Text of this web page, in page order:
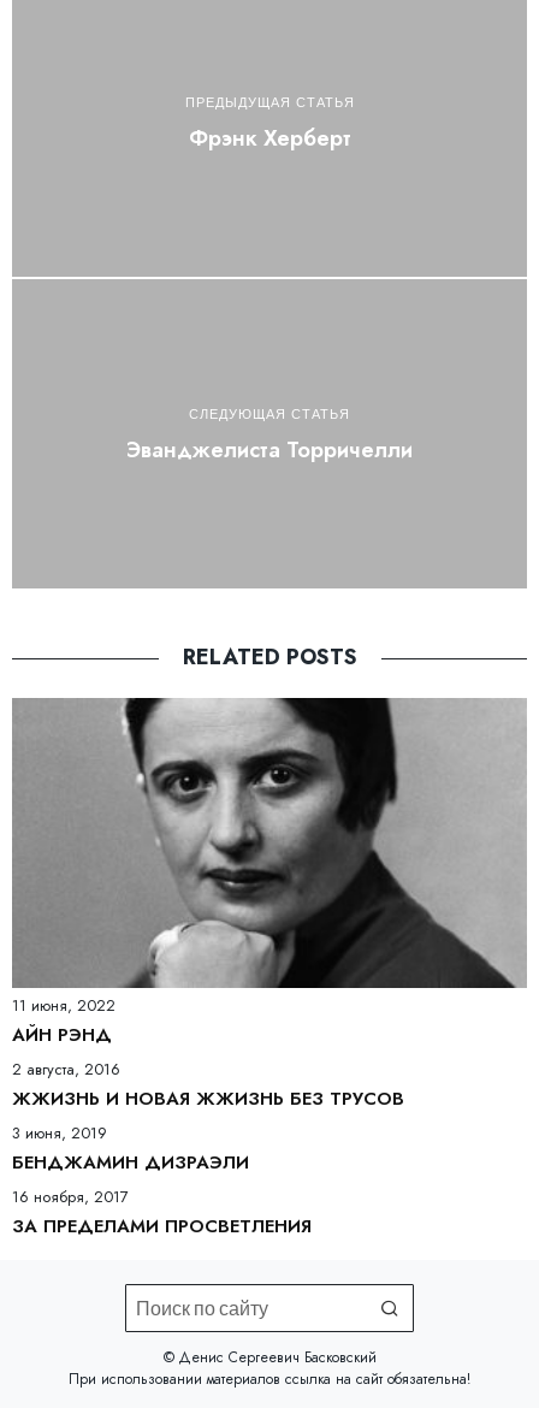
ПРЕДЫДУЩАЯ СТАТЬЯ
Фрэнк Херберт
СЛЕДУЮЩАЯ СТАТЬЯ
Эванджелиста Торричелли
RELATED POSTS
11 июня, 2022
АЙН РЭНД
2 августа, 2016
ЖЖИЗНЬ И НОВАЯ ЖЖИЗНЬ БЕЗ ТРУСОВ
3 июня, 2019
БЕНДЖАМИН ДИЗРАЭЛИ
16 ноября, 2017
ЗА ПРЕДЕЛАМИ ПРОСВЕТЛЕНИЯ
©️ Денис Сергеевич Басковский
При использовании материалов ссылка на сайтобязательна!